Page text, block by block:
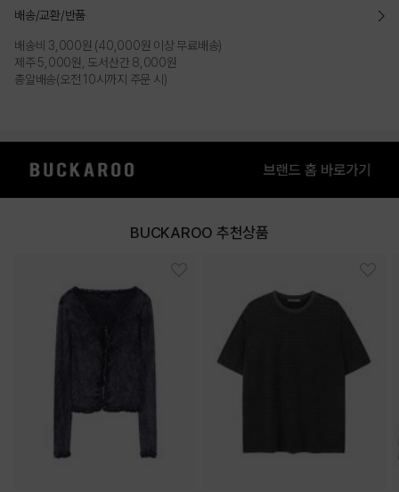
배송/교환/반품
배송비 3,000원 (40,000원 이상 무료배송)
제주 5,000원, 도서산간 8,000원
총알배송(오전 10시까지 주문 시)
BUCKAROO 추천상품